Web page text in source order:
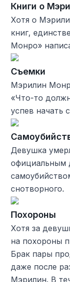
Книги о
Хотя о
книг,
Монро»
Съемки
Мэрилин
«Что-то
успев начать
Девушка
официальным
снотворного.
Похороны
Хотя за
на похороны
Брак пары
даже после
Мэрилин. В